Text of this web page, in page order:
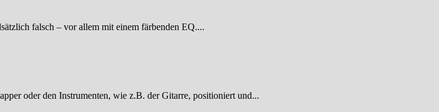
falsch – vor allem mit einem färbenden EQ....
oder den Instrumenten, wie z.B. der Gitarre, positioniert und...